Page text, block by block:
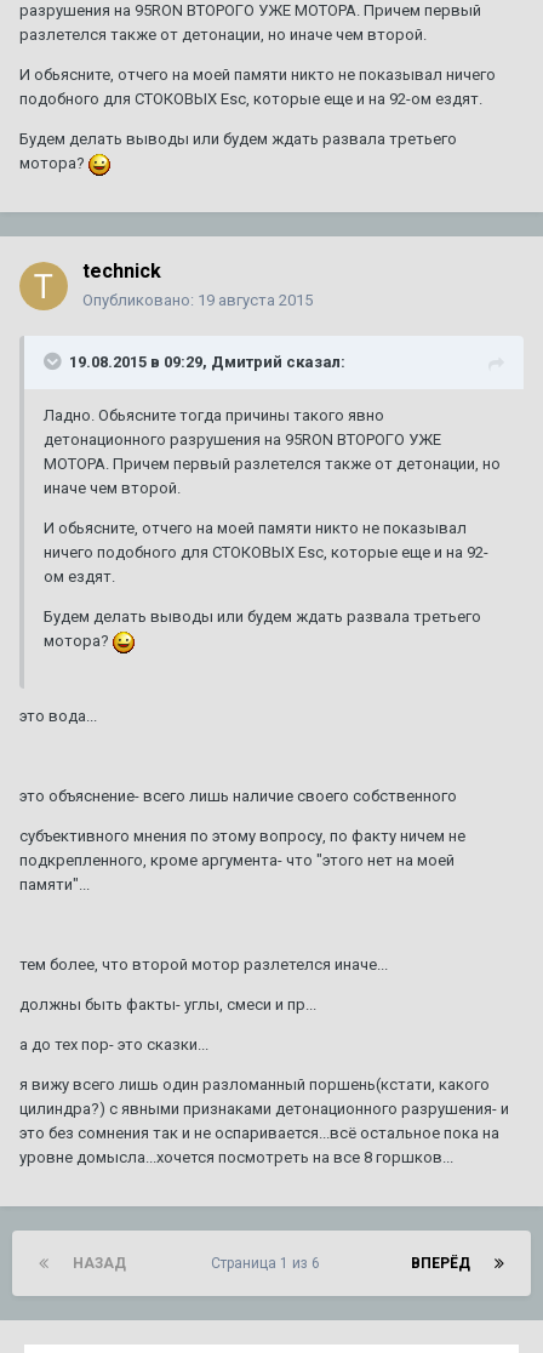
разрушения на 95RON ВТОРОГО УЖЕ МОТОРА. Причем первый
разлетелся также от детонации, но иначе чем второй.
И обьясните, отчего на моей памяти никто не показывал ничего
подобного для СТОКОВЫХ Esc, которые еще и на 92-ом ездят.
Будем делать выводы или будем ждать развала третьего
мотора?
technick
Опубликовано: 19 августа 2015
19.08.2015 в 09:29, Дмитрий сказал:
Ладно. Обьясните тогда причины такого явно
детонационного разрушения на 95RON ВТОРОГО УЖЕ
МОТОРА. Причем первый разлетелся также от детонации, но
иначе чем второй.
И обьясните, отчего на моей памяти никто не показывал
ничего подобного для СТОКОВЫХ Esc, которые еще и на 92-
ом ездят.
Будем делать выводы или будем ждать развала третьего
мотора?
это вода...
это объяснение- всего лишь наличие своего собственного
субъективного мнения по этому вопросу, по факту ничем не
подкрепленного, кроме аргумента- что "этого нет на моей
памяти"...
тем более, что второй мотор разлетелся иначе...
должны быть факты- углы, смеси и пр...
а до тех пор- это сказки...
я вижу всего лишь один разломанный поршень(кстати, какого
цилиндра?) с явными признаками детонационного разрушения- и
это без сомнения так и не оспаривается...всё остальное пока на
уровне домысла...хочется посмотреть на все 8 горшков...
НАЗАД ВПЕРЁД
Страница 1 из 6